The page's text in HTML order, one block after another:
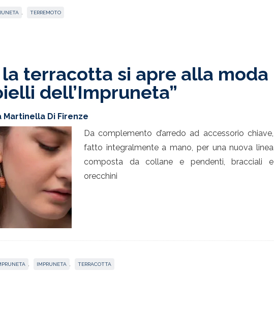
TERREMOTO
la terracotta si apre alla moda
dell’Impruneta”
Martinella Di Firenze
Da complemento d’arredo ad accessorio chiave,
fatto integralmente a mano, per una nuova linea
composta da collane e pendenti, bracciali e
orecchini
IMPRUNETA TERRACOTTA